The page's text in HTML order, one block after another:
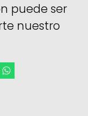
puede ser
nuestro